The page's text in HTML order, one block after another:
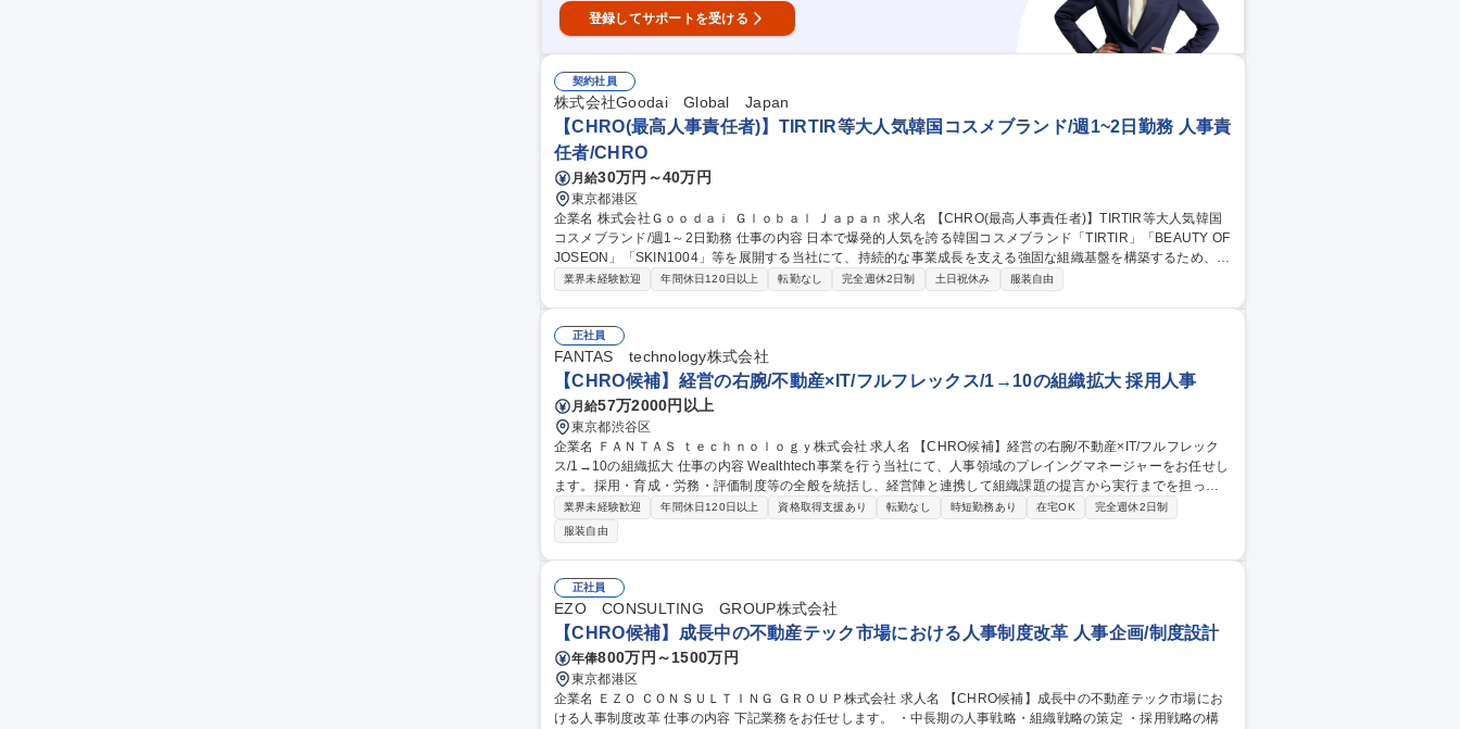
登録してサポートを受ける
契約社員
株式会社Goodai Global Japan
【CHRO(最高人事責任者)】TIRTIR等大人気韓国コスメブランド/週1~2日勤務 人事責
任者/CHRO
月給30万円～40万円
東京都港区
企業名 株式会社Ｇｏｏｄａｉ Ｇｌｏｂａｌ Ｊａｐａｎ 求人名 【CHRO(最高人事責任者)】TIRTIR等大人気韓国
コスメブランド/週1～2日勤務 仕事の内容 日本で爆発的人気を誇る韓国コスメブランド「TIRTIR」「BEAUTY OF
JOSEON」「SKIN1004」等を展開する当社にて、持続的な事業成長を支える強固な組織基盤を構築するため、人
事領域の最高責任者として経営陣への アドバイスや戦略立案を担います【詳細】■人事制度の設計・構築に関する
募集職種 【CHRO(最高人事責任者)】TIRTIR等大人気韓国コスメブランド/週1～2日勤務
業界未経験歓迎 年間休日120日以上 転勤なし 完全週休2日制 土日祝休み 服装自由
正社員
FANTAS technology株式会社
【CHRO候補】経営の右腕/不動産×IT/フルフレックス/1→10の組織拡大 採用人事
月給57万2000円以上
東京都渋谷区
企業名 ＦＡＮＴＡＳ ｔｅｃｈｎｏｌｏｇｙ株式会社 求人名 【CHRO候補】経営の右腕/不動産×IT/フルフレック
ス/1→10の組織拡大 仕事の内容 Wealthtech事業を行う当社にて、人事領域のプレイングマネージャーをお任せし
ます。採用・育成・労務・評価制度等の全般を統括し、経営陣と連携して組織課題の提言から実行までを担って
いただきます。 【詳細】■採用戦略の策定、評価制度の運用改善、労務サポート、メンバー5名のマネジメントを
担当。 ■縦割りではなく「人事チーム」として協働する風土で、個人の専門性を高めつつ組織全体の最適化を目指
します。 ■役員直下でスピード感を持って裁量権を発揮でき、既存事業の拡大と新規事業創出の両面から、攻めの
人事を体現できるフェーズです。 募集職種 【CHRO候補】経営の右腕/不動産×IT/フルフレックス/1→10の組織拡
大
業界未経験歓迎 年間休日120日以上 資格取得支援あり 転勤なし 時短勤務あり 在宅OK
完全週休2日制
服装自由
正社員
EZO CONSULTING GROUP株式会社
【CHRO候補】成長中の不動産テック市場における人事制度改革 人事企画/制度設計
年俸800万円～1500万円
東京都港区
企業名 ＥＺＯ ＣＯＮＳＵＬＴＩＮＧ ＧＲＯＵＰ株式会社 求人名 【CHRO候補】成長中の不動産テック市場にお
ける人事制度改革 仕事の内容 下記業務をお任せします。 ・中長期の人事戦略・組織戦略の策定 ・採用戦略の構